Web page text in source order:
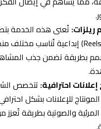
مع الجمهور
أساليب احترافية للتفاعل
على الاستفسارات وتعزيز
أداء الحملات التسويقية
تقارير دورية تتضمن